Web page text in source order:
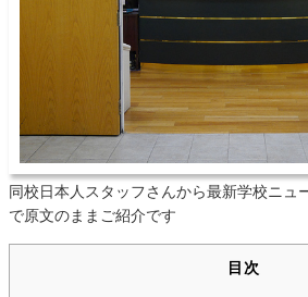
同校日本人スタッフさんから最新学校ニュ
で原文のままご紹介です
目次